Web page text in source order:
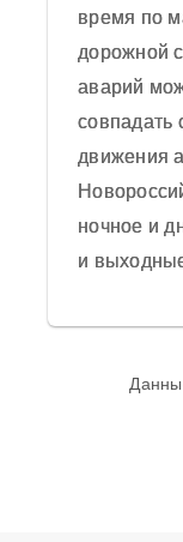
время по
дорожной
аварий
совпадать
движения
ночное и
и
Отправить
Средняя
из 5 на
год.